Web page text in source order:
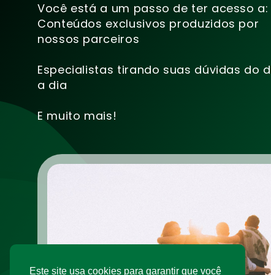
Este site usa cookies para garantir que você
Você está a um passo de ter acesso a:
Conteúdos exclusivos produzidos por
nossos parceiros
Especialistas tirando suas dúvidas do
a dia
E muito mais!